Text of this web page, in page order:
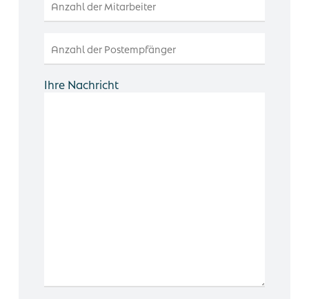
Ihre Nachricht